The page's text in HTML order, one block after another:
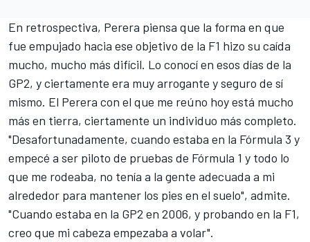
En retrospectiva, Perera piensa que la forma en que
fue empujado hacia ese objetivo de la F1 hizo su caída
mucho, mucho más difícil. Lo conocí en esos días de la
GP2, y ciertamente era muy arrogante y seguro de sí
mismo. El Perera con el que me reúno hoy está mucho
más en tierra, ciertamente un individuo más completo.
"Desafortunadamente, cuando estaba en la Fórmula 3 y
empecé a ser piloto de pruebas de Fórmula 1 y todo lo
que me rodeaba, no tenía a la gente adecuada a mi
alrededor para mantener los pies en el suelo", admite.
"Cuando estaba en la GP2 en 2006, y probando en la F1,
creo que mi cabeza empezaba a volar".